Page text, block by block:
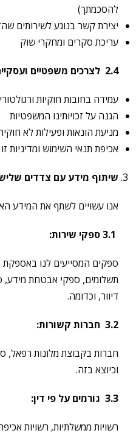
להסכמתך)
יצירת קשר בנוגע לשירותים
עריכת סקרים ומחקרי שוק
2.4 לצרכים משפטיים
עמידה בחובות חוקיות
הגנה על זכויותינו המשפטיות
מניעת הונאות ופעילות לא
אכיפת תנאי השימוש ומדיניות זו
שיתוף מידע עם צדדים
אנו עשויים לשתף את המידע
ספקי שירות:
ספקים המסייעים לנו באספקת
תשלומים, ספקי אבטחת מידע,
דיוור, וכדומה.
3.2 חברות קשורות:
חברות בקבוצת מלונות רפאל,
וכיוצא בזה.
3.3 גורמים על פי דין:
רשויות ממשלתיות, רשויות